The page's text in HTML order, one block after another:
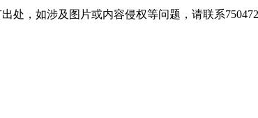
，如涉及图片或内容侵权等问题，请联系